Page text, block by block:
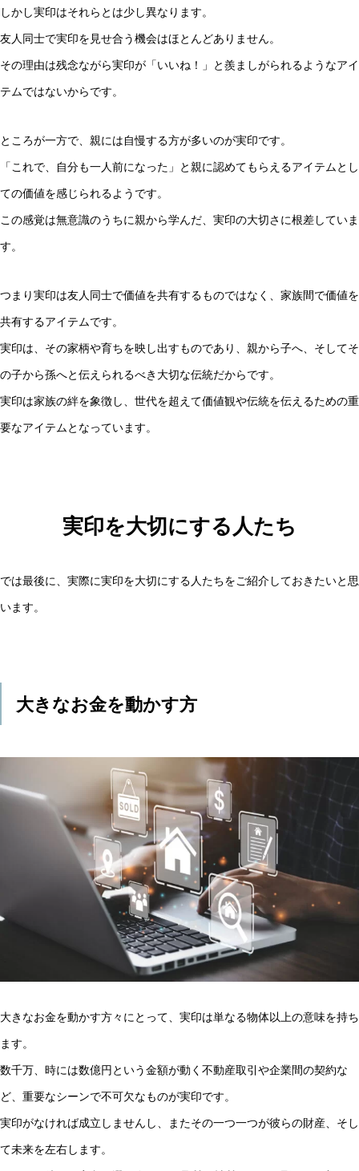
しかし実印はそれらとは少し異なります。
友人同士で実印を見せ合う機会はほとんどありません。
その理由は残念ながら実印が「いいね！」と羨ましがられるようなアイ
テムではないからです。
ところが一方で、親には自慢する方が多いのが実印です。
「これで、自分も一人前になった」と親に認めてもらえるアイテムとし
ての価値を感じられるようです。
この感覚は無意識のうちに親から学んだ、実印の大切さに根差していま
す。
つまり実印は友人同士で価値を共有するものではなく、家族間で価値を
共有するアイテムです。
実印は、その家柄や育ちを映し出すものであり、親から子へ、そしてそ
の子から孫へと伝えられるべき大切な伝統だからです。
実印は家族の絆を象徴し、世代を超えて価値観や伝統を伝えるための重
要なアイテムとなっています。
実印を大切にする人たち
では最後に、実際に実印を大切にする人たちをご紹介しておきたいと思
います。
大きなお金を動かす方
大きなお金を動かす方々にとって、実印は単なる物体以上の意味を持ち
ます。
数千万、時には数億円という金額が動く不動産取引や企業間の契約な
ど、重要なシーンで不可欠なものが実印です。
実印がなければ成立しませんし、またその一つ一つが彼らの財産、そし
て未来を左右します。